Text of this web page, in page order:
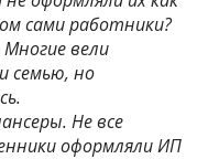
сами работники?
вели
семью, но
Не все
оформляли ИП